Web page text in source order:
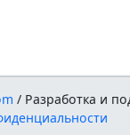
/ Разработка и